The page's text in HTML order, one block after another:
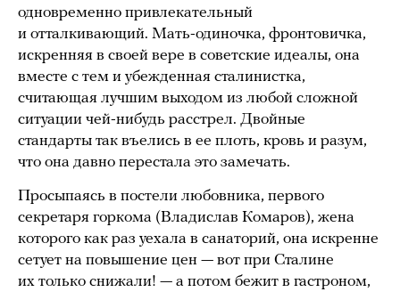
одновременно привлекательный
и отталкивающий. Мать-одиночка, фронтовичка,
искренняя в своей вере в советские идеалы, она
вместе с тем и убежденная сталинистка,
считающая лучшим выходом из любой сложной
ситуации чей-нибудь расстрел. Двойные
стандарты так въелись в ее плоть, кровь и разум,
что она давно перестала это замечать.
Просыпаясь в постели любовника, первого
секретаря горкома (Владислав Комаров), жена
которого как раз уехала в санаторий, она искренне
сетует на повышение цен — вот при Сталине
их только снижали! — а потом бежит в гастроном,